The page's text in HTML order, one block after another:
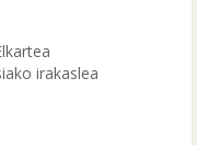
irakaslea